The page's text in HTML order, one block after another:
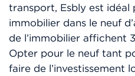
transport, Esbly est idéal
immobilier dans le neuf
de l’immobilier affichent
Opter pour le neuf tant
faire de l’investissement